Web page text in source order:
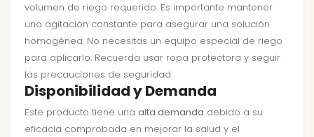
volumen de riego requerido. Es importante mantener
una agitación constante para asegurar una solución
homogénea. No necesitas un equipo especial de riego
para aplicarlo. Recuerda usar ropa protectora y seguir
las precauciones de seguridad.
Disponibilidad y Demanda
Este producto tiene una alta demanda debido a su
eficacia comprobada en mejorar la salud y el